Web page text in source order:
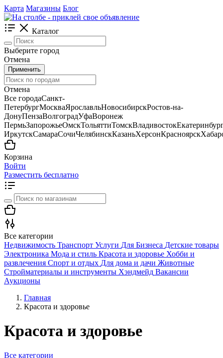
Карта Магазины Блог
Каталог
Выберите город
Отмена
Применить
Отмена
Все городаСанкт-
ПетербургМоскваЯрославльНовосибирскРостов-на-
ДонуПензаВолгоградУфаВоронеж
ПермьЗапорожьеОмскТольяттиТомскВладивосток
ИркутскСамараСочиЧелябинскКазаньХерсонКрасноярск
Корзина
Войти
Разместить бесплатно
Все категории
Недвижимость Транспорт Услуги Для Бизнеса Детские товары
Электроника Мода и стиль Красота и здоровье Хобби и
развлечения Спорт и отдых Для дома и дачи Животные
Стройматериалы и инструменты Хэндмейд Вакансии
Аукционы
Главная
Красота и здоровье
Красота и здоровье
Все категории